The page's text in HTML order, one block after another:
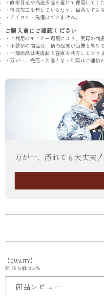
・直射日光や高温多湿を避けて保管してく
・特殊加工を施しているため、色落ちする
・アイロン・洗濯はできません。
ご購入前にご確認ください
・ご利用のモニター環境により、実際の商
・小紋柄の商品は、柄の配置が画像と異な
・一部商品は実店舗と在庫を共有してお
・万が一、完売・欠品となった際はご連
万が一、汚れても大丈夫！
【QUALITY】
綿 75 % 麻 2 5 %
商品レビュー